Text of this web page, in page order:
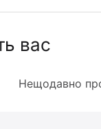
вас
Нещодавно